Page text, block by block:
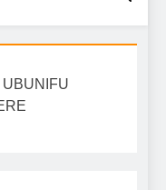
kwa Kiswahili,
UBUNIFU